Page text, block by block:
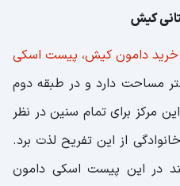
کیش
خرید دامون کیش، پیست اسکی
است. این پیست یخ 200 متر مساحت دارد و در طبقه دوم
مرکز برای تمام سنین در نظر
از این تفریح لذت برد.
در این پیست اسکی دامون